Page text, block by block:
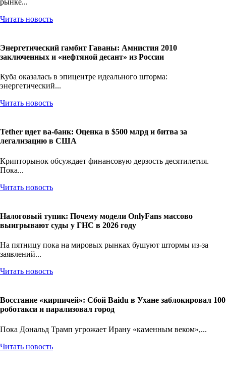
Читать новость
Энергетический гамбит Гаваны: Амнистия 2010
заключенных и «нефтяной десант» из России
Куба оказалась в эпицентре идеального шторма:
энергетический...
Читать новость
Tether идет ва-банк: Оценка в $500 млрд и битва за
легализацию в США
Крипторынок обсуждает финансовую дерзость десятилетия.
Пока...
Читать новость
Налоговый тупик: Почему модели OnlyFans массово
выигрывают суды у ГНС в 2026 году
На пятницу пока на мировых рынках бушуют штормы из-за
заявлений...
Читать новость
Восстание «кирпичей»: Сбой Baidu в Ухане заблокировал 100
роботакси и парализовал город
Пока Дональд Трамп угрожает Ирану «каменным веком»,...
Читать новость